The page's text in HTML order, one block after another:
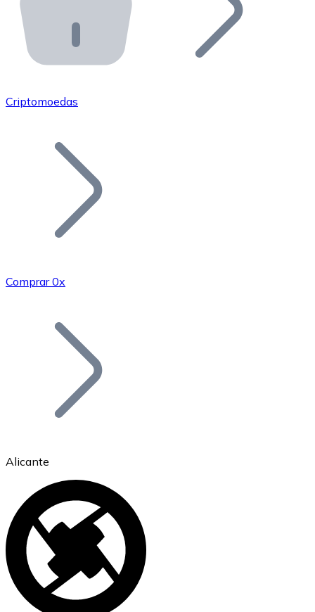
API Bitnovo
Integre nossa API no seu ecossistema.
Junte-se à nossa rede de revendedores e comercialize
Adicione o token do seu projeto ao nosso serviço de
Bitcoin
Ethereum
ETH
Criptomoedas
Comprar 0x
Alicante